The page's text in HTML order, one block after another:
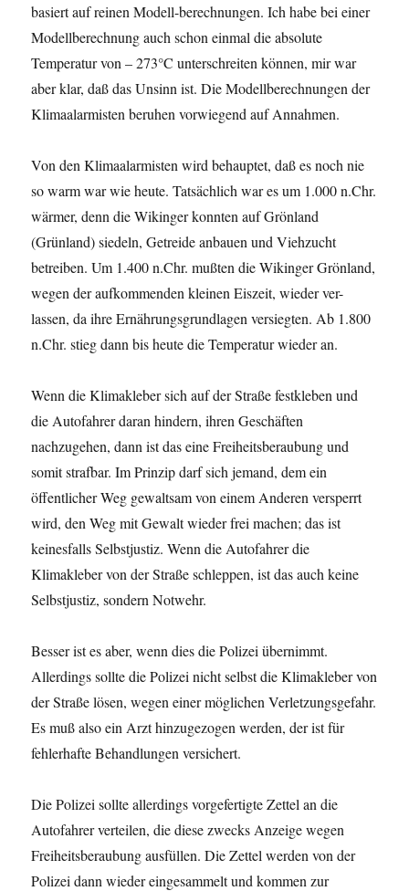
basiert auf reinen Modell-berechnungen. Ich habe bei einer
Modellberechnung auch schon einmal die absolute
Temperatur von – 273°C unterschreiten können, mir war
aber klar, daß das Unsinn ist. Die Modellberechnungen der
Klimaalarmisten beruhen vorwiegend auf Annahmen.
Von den Klimaalarmisten wird behauptet, daß es noch nie
so warm war wie heute. Tatsächlich war es um 1.000 n.Chr.
wärmer, denn die Wikinger konnten auf Grönland
(Grünland) siedeln, Getreide anbauen und Viehzucht
betreiben. Um 1.400 n.Chr. mußten die Wikinger Grönland,
wegen der aufkommenden kleinen Eiszeit, wieder ver-
lassen, da ihre Ernährungsgrundlagen versiegten. Ab 1.800
n.Chr. stieg dann bis heute die Temperatur wieder an.
Wenn die Klimakleber sich auf der Straße festkleben und
die Autofahrer daran hindern, ihren Geschäften
nachzugehen, dann ist das eine Freiheitsberaubung und
somit strafbar. Im Prinzip darf sich jemand, dem ein
öffentlicher Weg gewaltsam von einem Anderen versperrt
wird, den Weg mit Gewalt wieder frei machen; das ist
keinesfalls Selbstjustiz. Wenn die Autofahrer die
Klimakleber von der Straße schleppen, ist das auch keine
Selbstjustiz, sondern Notwehr.
Besser ist es aber, wenn dies die Polizei übernimmt.
Allerdings sollte die Polizei nicht selbst die Klimakleber von
der Straße lösen, wegen einer möglichen Verletzungsgefahr.
Es muß also ein Arzt hinzugezogen werden, der ist für
fehlerhafte Behandlungen versichert.
Die Polizei sollte allerdings vorgefertigte Zettel an die
Autofahrer verteilen, die diese zwecks Anzeige wegen
Freiheitsberaubung ausfüllen. Die Zettel werden von der
Polizei dann wieder eingesammelt und kommen zur